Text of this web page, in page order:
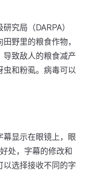
究局（DARPA）
野里的粮食作物，
致敌人的粮食减产
虫和粉虱。病毒可以
显示在眼镜上，眼
处，字幕的修改和
选择接收不同的字